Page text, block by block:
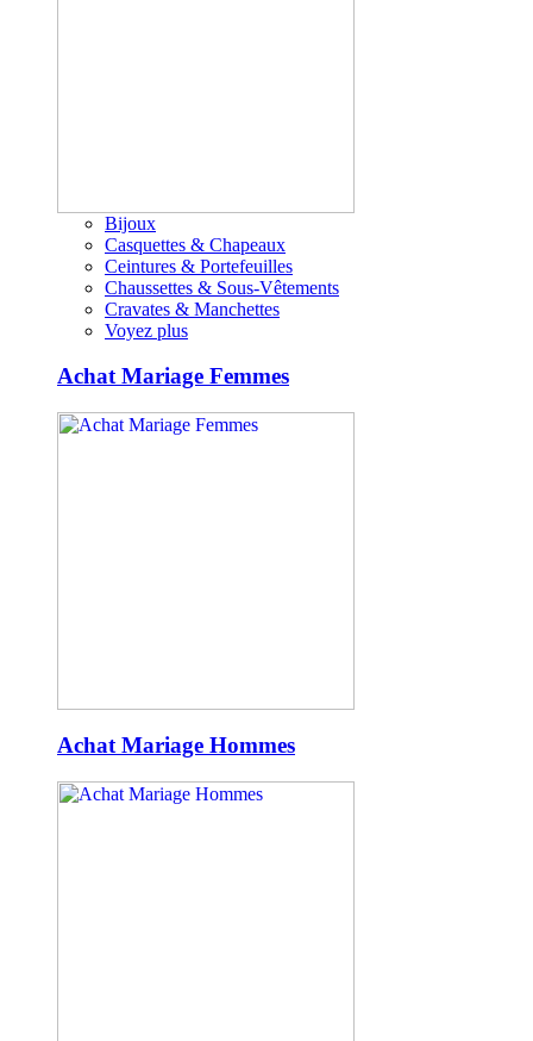
Bijoux
Casquettes & Chapeaux
Ceintures & Portefeuilles
Chaussettes & Sous-Vêtements
Cravates & Manchettes
Voyez plus
Achat Mariage Femmes
Achat Mariage Hommes